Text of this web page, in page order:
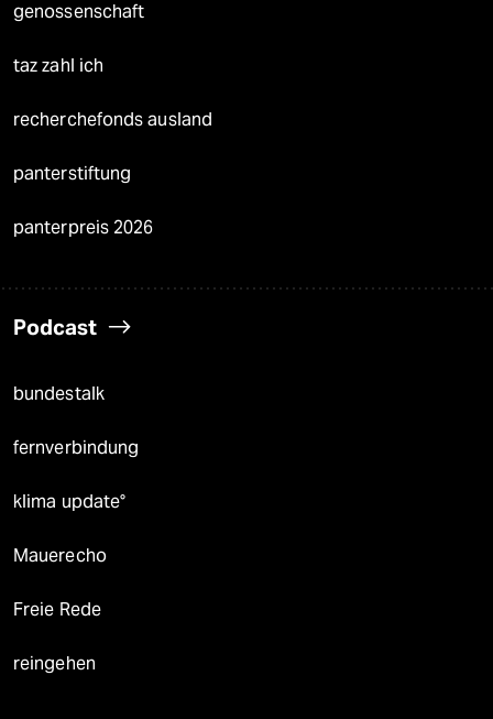
genossenschaft
taz zahl ich
recherchefonds ausland
panterstiftung
panterpreis 2026
Podcast
bundestalk
fernverbindung
klima update°
Mauerecho
Freie Rede
reingehen